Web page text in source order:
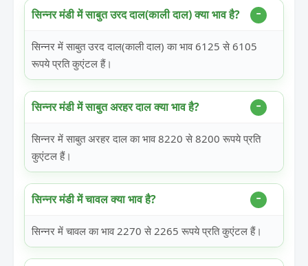
सिन्नर मंडी में साबुत उरद दाल(काली दाल) क्या भाव है?
सिन्नर में साबुत उरद दाल(काली दाल) का भाव 6125 से 6105
रूपये प्रति कुएंटल हैं।
सिन्नर मंडी में साबुत अरहर दाल क्या भाव है?
सिन्नर में साबुत अरहर दाल का भाव 8220 से 8200 रूपये प्रति
कुएंटल हैं।
सिन्नर मंडी में चावल क्या भाव है?
सिन्नर में चावल का भाव 2270 से 2265 रूपये प्रति कुएंटल हैं।